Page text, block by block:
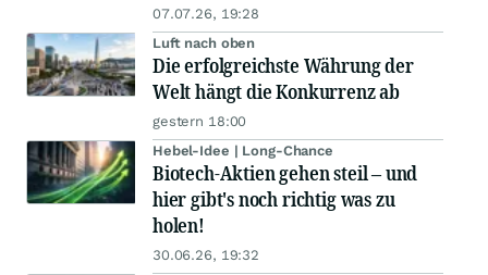
07.07.26, 19:28
Luft nach oben
Die erfolgreichste Währung der
Welt hängt die Konkurrenz ab
gestern 18:00
Hebel-Idee | Long-Chance
Biotech-Aktien gehen steil – und
hier gibt's noch richtig was zu
holen!
30.06.26, 19:32